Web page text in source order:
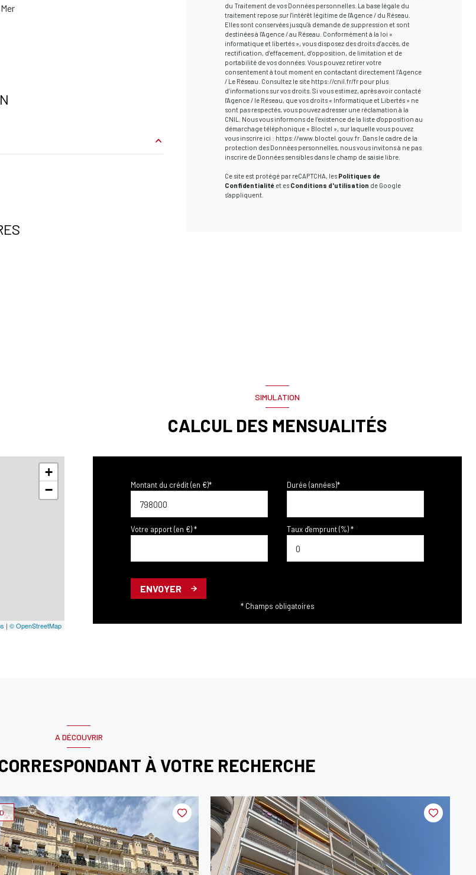
du Traitement de vos Données personnelles. La base légale du
traitement repose sur l'intérêt légitime de l'Agence / du Réseau.
Elles sont conservées jusqu'à demande de suppression et sont
destinées à l'Agence / au Réseau. Conformément à la loi «
informatique et libertés », vous disposez des droits d’accès, de
rectification, d’effacement, d’opposition, de limitation et de
portabilité de vos données. Vous pouvez retirer votre
consentement à tout moment en contactant directement l’Agence
/ Le Réseau. Consultez le site https://cnil.fr/frpour plus
d’informations sur vos droits. Si vous estimez, après avoir contacté
l'Agence / le Réseau, que vos droits « Informatique et Libertés » ne
sont pas respectés, vous pouvez adresser une réclamation à la
CNIL. Nous vous informons de l’existence de la liste d'opposition au
démarchage téléphonique « Bloctel », sur laquelle vous pouvez
vous inscrire ici : https://www.bloctel.gouv.fr. Dans le cadre de la
protection des Données personnelles, nous vous invitons à ne pas
inscrire de Données sensibles dans le champ de saisie libre.
Ce site est protégé par reCAPTCHA, lesPolitiques de
Confidentialitéet esConditions d'utilisation de Google
s'appliquent.
+
−
| © OpenStreetMap
SIMULATION
CALCUL DES MENSUALITÉS
Montant du crédit (en €)* Durée (années)*
Votre apport (en €) * Taux d'emprunt (%) *
ENVOYER
* Champs obligatoires
A DÉCOUVRIR
À VOTRE RECHERCHE